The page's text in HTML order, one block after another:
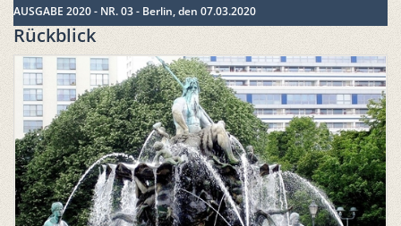
AUSGABE 2020 - NR. 03 - Berlin, den 07.03.2020
Rückblick